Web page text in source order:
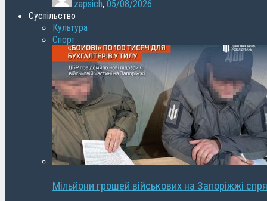
zapsich, 05/08/2026
Суспільство
Культура
Спорт
Мільйони грошей військових на Запоріжжі